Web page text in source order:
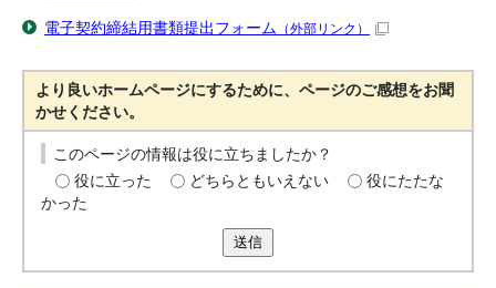
電子契約締結用書類提出フォーム （外部リンク）
より良いホームページにするために、ページのご感想をお聞
かせください。
このページの情報は役に立ちましたか？
役に立った
どちらともいえない
役にたたな
かった
送信